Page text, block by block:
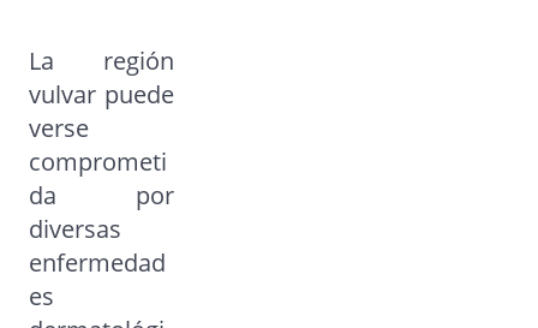
La región
vulvar puede
verse
comprometi
da por
diversas
enfermedad
es